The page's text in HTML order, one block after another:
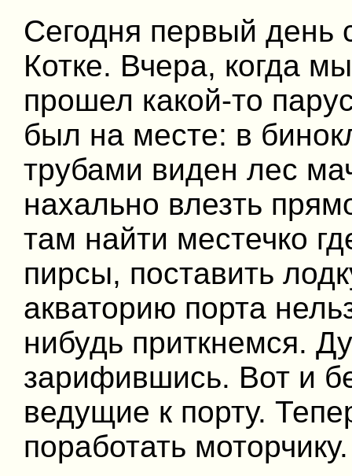
Сегодня первый день
Котке. Вчера, когда
прошел какой-то
был на месте: в
трубами виден лес
нахально влезть
там найти местечко
пирсы, поставить
акваторию порта
нибудь приткнемся.
зарифившись. Вот и
ведущие к порту.
поработать моторчику.